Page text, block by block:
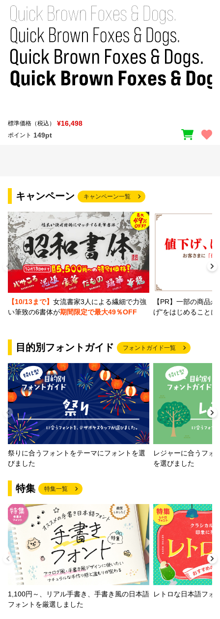
標準価格（税込） ¥16,498
ポイント 149pt
キャンペーン キャンペーン一覧
【10/13まで】 女流書家3人による繊細で力強
い筆致の6書体が期間限定で最大49％OFF
【PR】一部の商品
げ"をはじめること
目的別フォントガイド フォントガイド一覧
祭りに合うフォントをテーマにフォントを選
びました
レジャーに合うフォ
を選びました
特集 特集一覧
1,100円～、リアル手書き、手書き風の日本語
フォントを厳選しました
レトロな日本語フォ